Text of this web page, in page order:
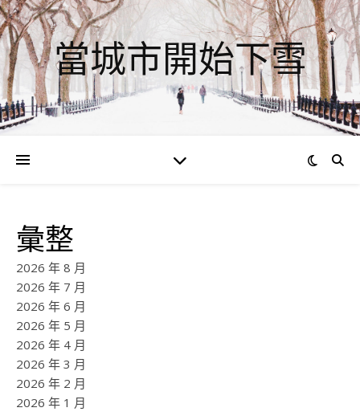
當城市開始下雪
彙整
2026 年 8 月
2026 年 7 月
2026 年 6 月
2026 年 5 月
2026 年 4 月
2026 年 3 月
2026 年 2 月
2026 年 1 月